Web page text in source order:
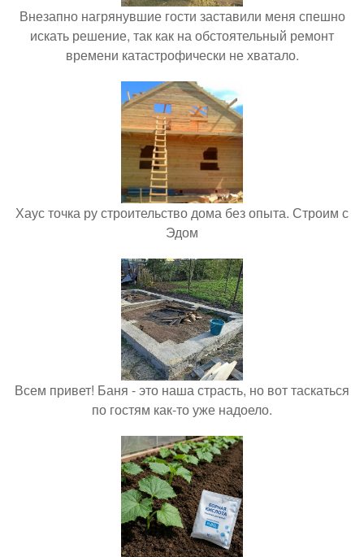
Внезапно нагрянувшие гости заставили меня спешно
искать решение, так как на обстоятельный ремонт
времени катастрофически не хватало.
Хаус точка ру строительство дома без опыта. Строим с
Эдом
Всем привет! Баня - это наша страсть, но вот таскаться
по гостям как-то уже надоело.